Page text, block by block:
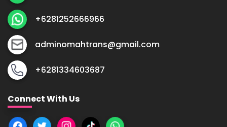
+6281252666966
adminomahtrans@gmail.com
+6281334603687
Connect With Us